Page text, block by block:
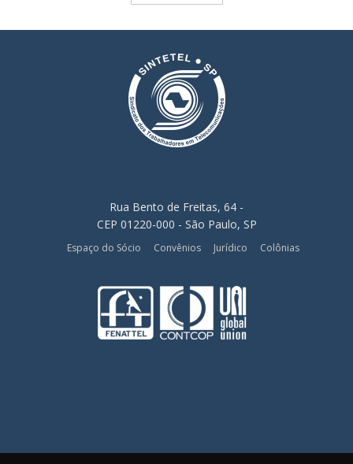
Rua Bento de Freitas, 64 -
CEP 01220-000 - São Paulo, SP
Espaço do Sócio Convênios Jurídico Colônias